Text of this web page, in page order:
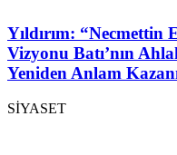
Yıldırım: “Necmettin
Vizyonu Batı’nın
Yeniden Anlam
SİYASET